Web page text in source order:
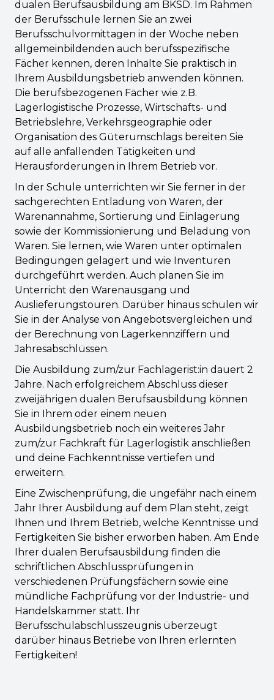
dualen Berufsausbildung am BKSD. Im Rahmen
der Berufsschule lernen Sie an zwei
Berufsschulvormittagen in der Woche neben
allgemeinbildenden auch berufsspezifische
Fächer kennen, deren Inhalte Sie praktisch in
Ihrem Ausbildungsbetrieb anwenden können.
Die berufsbezogenen Fächer wie z.B.
Lagerlogistische Prozesse, Wirtschafts- und
Betriebslehre, Verkehrsgeographie oder
Organisation des Güterumschlags bereiten Sie
auf alle anfallenden Tätigkeiten und
Herausforderungen in Ihrem Betrieb vor.
In der Schule unterrichten wir Sie ferner in der
sachgerechten Entladung von Waren, der
Warenannahme, Sortierung und Einlagerung
sowie der Kommissionierung und Beladung von
Waren. Sie lernen, wie Waren unter optimalen
Bedingungen gelagert und wie Inventuren
durchgeführt werden. Auch planen Sie im
Unterricht den Warenausgang und
Auslieferungstouren. Darüber hinaus schulen wir
Sie in der Analyse von Angebotsvergleichen und
der Berechnung von Lagerkennziffern und
Jahresabschlüssen.
Die Ausbildung zum/zur Fachlagerist:in dauert 2
Jahre. Nach erfolgreichem Abschluss dieser
zweijährigen dualen Berufsausbildung können
Sie in Ihrem oder einem neuen
Ausbildungsbetrieb noch ein weiteres Jahr
zum/zur Fachkraft für Lagerlogistik anschließen
und deine Fachkenntnisse vertiefen und
erweitern.
Eine Zwischenprüfung, die ungefähr nach einem
Jahr Ihrer Ausbildung auf dem Plan steht, zeigt
Ihnen und Ihrem Betrieb, welche Kenntnisse und
Fertigkeiten Sie bisher erworben haben. Am Ende
Ihrer dualen Berufsausbildung finden die
schriftlichen Abschlussprüfungen in
verschiedenen Prüfungsfächern sowie eine
mündliche Fachprüfung vor der Industrie- und
Handelskammer statt. Ihr
Berufsschulabschlusszeugnis überzeugt
darüber hinaus Betriebe von Ihren erlernten
Fertigkeiten!